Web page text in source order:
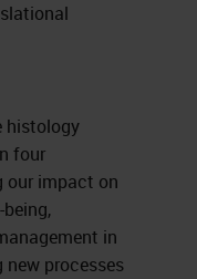
histology
four
our impact on
in
processes